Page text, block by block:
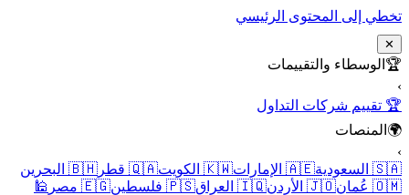
تخطي إلى المحتوى الرئيسي
✕
🏆 الوسطاء والتقييمات
›
🏆 تقييم شركات التداول
🌍 المنصات
›
🇸🇦 السعودية
🇦🇪 الإمارات 🇰🇼 الكويت 🇶🇦 قطر
🇧🇭 البحرين
🇴🇲 عُمان
🇯🇴 الأردن 🇮🇶 العراق 🇵🇸 فلسطين 🇪🇬 مصر
🕌